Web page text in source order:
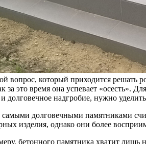
вопрос, который приходится решать
за это время она успевает
и долговечное надгробие, нужно
долговечными памятниками
изделия, однако они более
бетонного памятника хватит лишь